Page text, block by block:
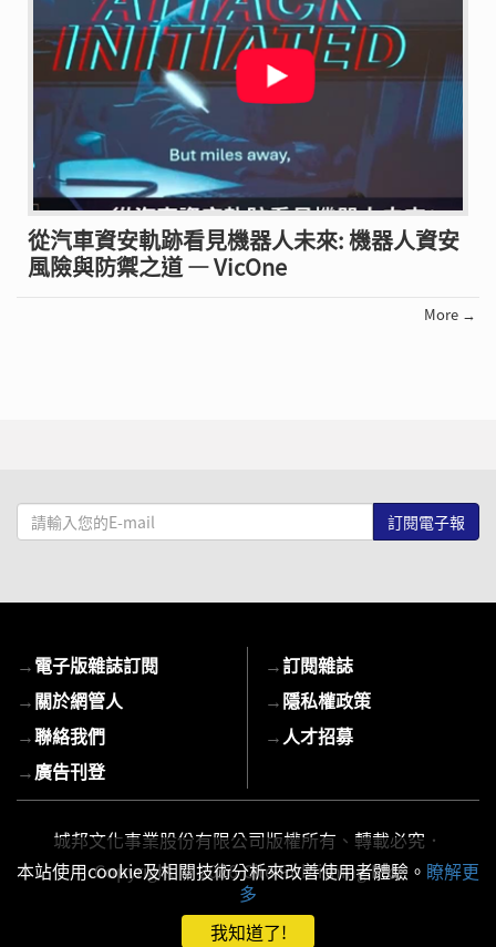
從汽車資安軌跡看見機器人未來: 機器人資安
風險與防禦之道 — VicOne
More →
請
輸
mail
→電子版雜誌訂閱
→關於網管人
→聯絡我們
→廣告刊登
→訂閱雜誌
→隱私權政策
→人才招募
城邦文化事業股份有限公司版權所有、轉載必究．
Copyright © 2026 Cite Publishing Ltd.
本站使用cookie及相關技術分析來改善使用者體驗。 瞭解更
多
我知道了!